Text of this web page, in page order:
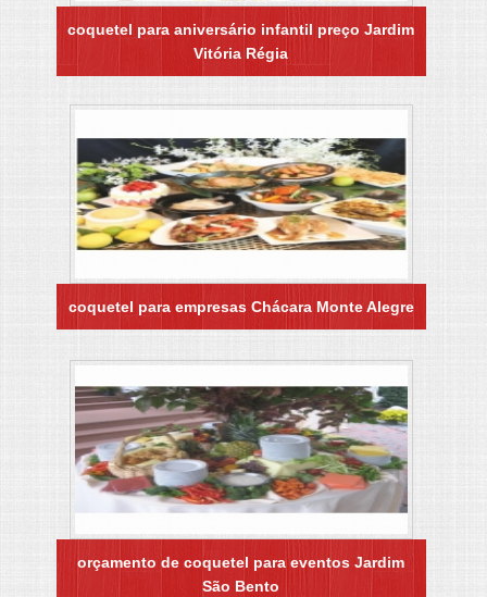
coquetel para aniversário infantil preço Jardim
Vitória Régia
coquetel para empresas Chácara Monte Alegre
orçamento de coquetel para eventos Jardim
São Bento